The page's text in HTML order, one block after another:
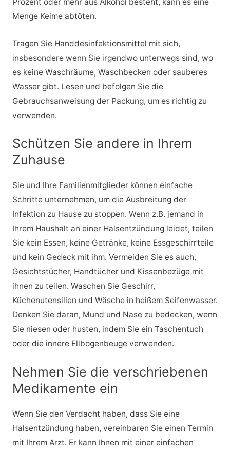
Menge Keime abtöten.
Tragen Sie Handdesinfektionsmittel mit sich,
insbesondere wenn Sie irgendwo unterwegs sind, wo
es keine Waschräume, Waschbecken oder sauberes
Wasser gibt. Lesen und befolgen Sie die
Gebrauchsanweisung der Packung, um es richtig zu
verwenden.
Schützen Sie andere in Ihrem
Zuhause
Sie und Ihre Familienmitglieder können einfache
Schritte unternehmen, um die Ausbreitung der
Infektion zu Hause zu stoppen. Wenn z.B. jemand in
Ihrem Haushalt an einer Halsentzündung leidet, teilen
Sie kein Essen, keine Getränke, keine Essgeschirrteile
und kein Gedeck mit ihm. Vermeiden Sie es auch,
Gesichtstücher, Handtücher und Kissenbezüge mit
ihnen zu teilen. Waschen Sie Geschirr,
Küchenutensilien und Wäsche in heißem Seifenwasser.
Denken Sie daran, Mund und Nase zu bedecken, wenn
Sie niesen oder husten, indem Sie ein Taschentuch
oder die innere Ellbogenbeuge verwenden.
Nehmen Sie die verschriebenen
Medikamente ein
Wenn Sie den Verdacht haben, dass Sie eine
Halsentzündung haben, vereinbaren Sie einen Termin
mit Ihrem Arzt. Er kann Ihnen mit einer einfachen